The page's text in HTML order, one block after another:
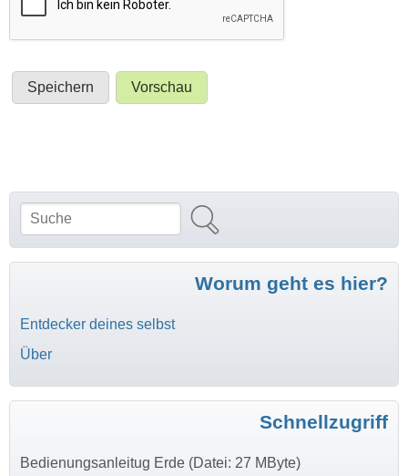
Suchformular
Suche
Worum geht es hier?
Entdecker deines selbst
Über
Schnellzugriff
Bedienungsanleitug Erde (Datei: 27 MByte)